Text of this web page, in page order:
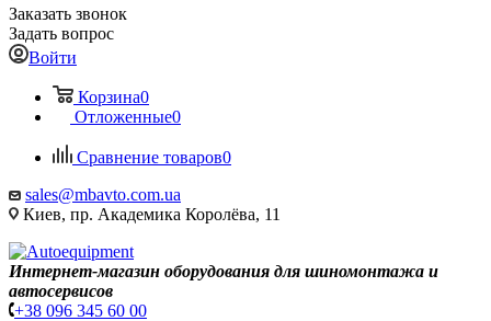
Заказать звонок
Задать вопрос
Войти
Корзина0
Отложенные0
Сравнение товаров0
sales@mbavto.com.ua
Киев, пр. Академика Королёва, 11
Интернет-магазин оборудования для шиномонтажа и
автосервисов
+38 096 345 60 00